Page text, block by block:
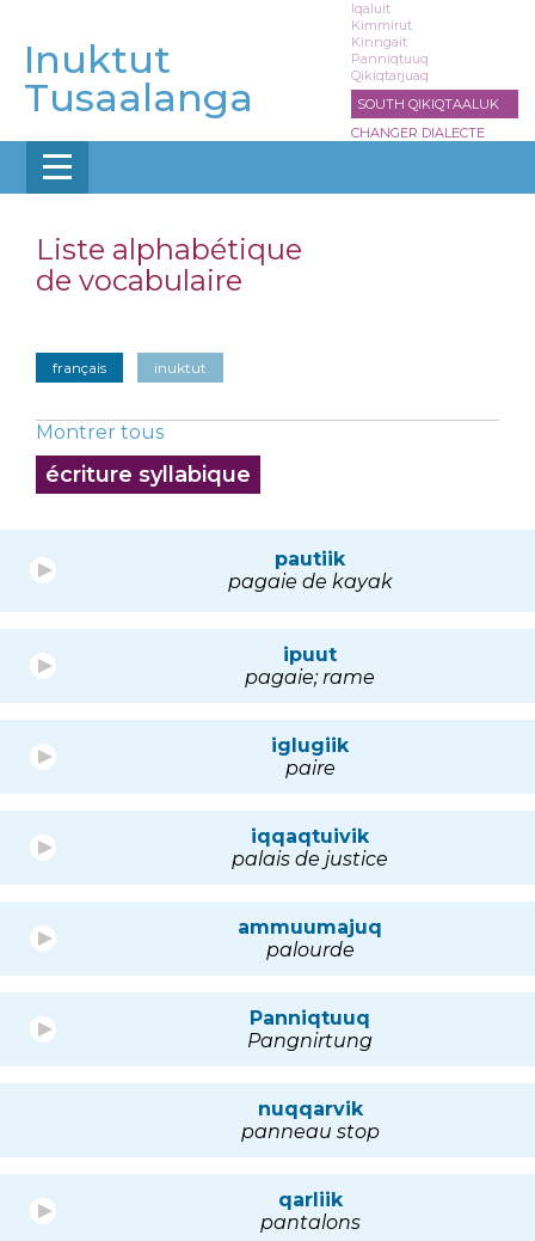
contenu
principal
Inuktut
Tusaalanga
Iqaluit
Kimmirut
Kinngait
Panniqtuuq
Qikiqtarjuaq
SOUTH QIKIQTAALUK
CHANGER DIALECTE
Liste alphabétique
de vocabulaire
français inuktut
Montrer tous
écriture syllabique
pautiik
pagaie de kayak
ipuut
pagaie; rame
iglugiik
paire
iqqaqtuivik
palais de justice
ammuumajuq
palourde
Panniqtuuq
Pangnirtung
nuqqarvik
panneau stop
qarliik
pantalons